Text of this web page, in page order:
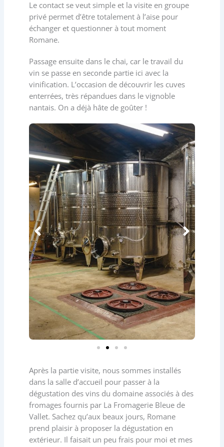
Le contact se veut simple et la visite en groupe
privé permet d’être totalement à l’aise pour
échanger et questionner à tout moment
Romane.
Passage ensuite dans le chai, car le travail du
vin se passe en seconde partie ici avec la
vinification. L’occasion de découvrir les cuves
enterrées, très répandues dans le vignoble
nantais. On a déjà hâte de goûter !
Après la partie visite, nous sommes installés
dans la salle d’accueil pour passer à la
dégustation des vins du domaine associés à des
fromages fournis par La Fromagerie Bleue de
Vallet. Sachez qu’aux beaux jours, Romane
prend plaisir à proposer la dégustation en
extérieur. Il faisait un peu frais pour moi et mes